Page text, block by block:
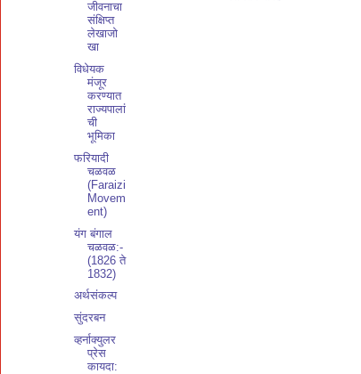
जीवनाचा
संक्षिप्त
लेखाजो
खा
विधेयक
मंजूर
करण्यात
राज्यपालां
ची
भूमिका
फरियादी
चळवळ
(Faraizi
Movem
ent)
यंग बंगाल
चळवळ:-
(1826 ते
1832)
अर्थसंकल्प
सुंदरबन
व्हर्नाक्युलर
प्रेस
कायदा: